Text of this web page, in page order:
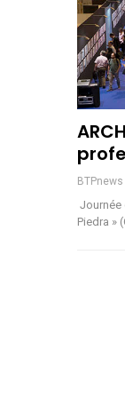
BTPnews
Journée
Piedra »